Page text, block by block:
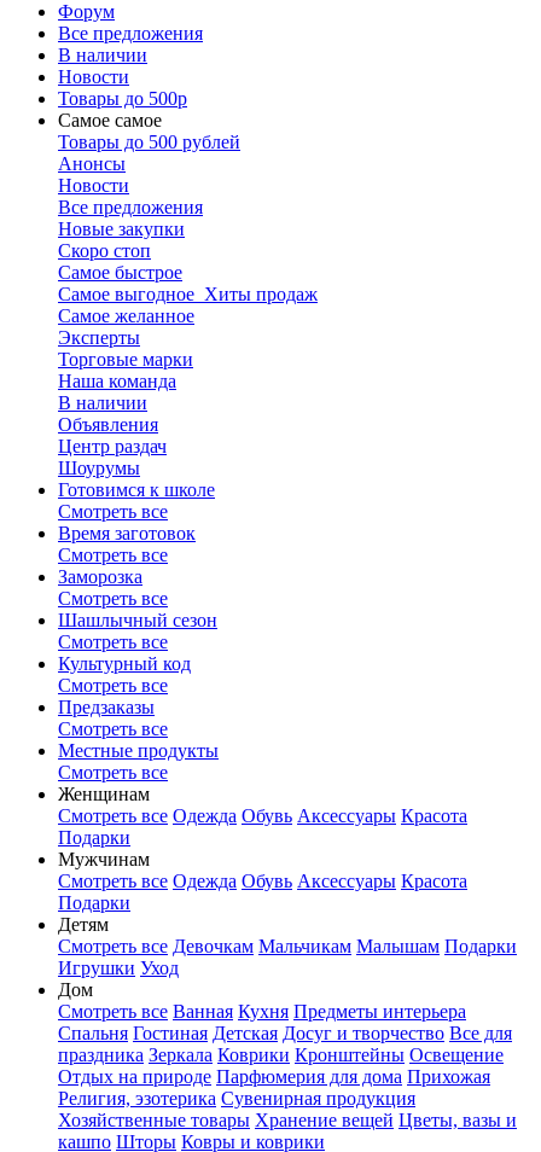
Форум
Все предложения
В наличии
Новости
Товары до 500р
Самое самое
Товары до 500 рублей
Анонсы
Новости
Все предложения
Новые закупки
Cкоро стоп
Самое быстрое
Самое выгодное Хиты продаж
Самое желанное
Эксперты
Торговые марки
Наша команда
В наличии
Объявления
Центр раздач
Шоурумы
Готовимся к школе
Смотреть все
Время заготовок
Смотреть все
Заморозка
Смотреть все
Шашлычный сезон
Смотреть все
Культурный код
Смотреть все
Предзаказы
Смотреть все
Местные продукты
Смотреть все
Женщинам
Смотреть все Одежда Обувь Аксессуары Красота
Подарки
Мужчинам
Смотреть все Одежда Обувь Аксессуары Красота
Подарки
Детям
Смотреть все Девочкам Мальчикам Малышам Подарки
Игрушки Уход
Дом
Смотреть все Ванная Кухня Предметы интерьера
Спальня Гостиная Детская Досуг и творчество Все для
праздника Зеркала Коврики Кронштейны Освещение
Отдых на природе Парфюмерия для дома Прихожая
Религия, эзотерика Сувенирная продукция
Хозяйственные товары Хранение вещей Цветы, вазы и
кашпо Шторы Ковры и коврики